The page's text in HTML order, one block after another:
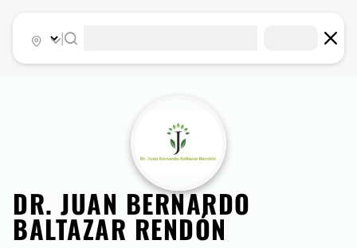
DR. JUAN BERNARDO
BALTAZAR RENDÓN